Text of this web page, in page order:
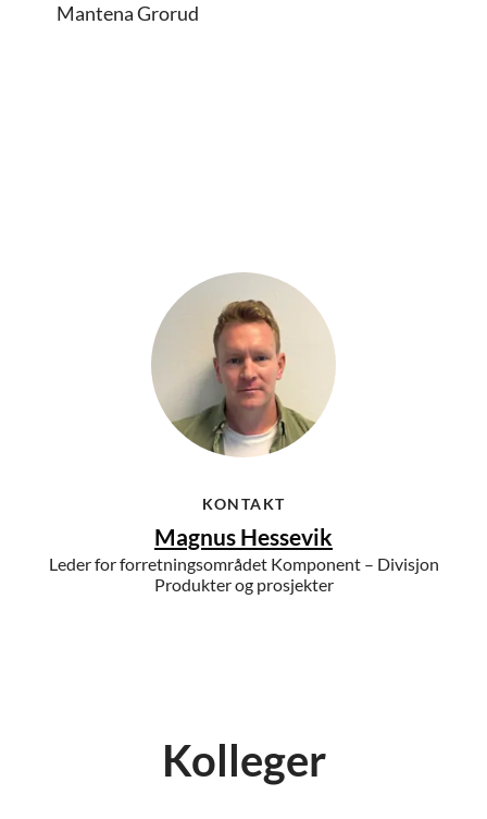
Mantena Grorud
KONTAKT
Magnus Hessevik
Leder for forretningsområdet Komponent – Divisjon
Produkter og prosjekter
Kolleger